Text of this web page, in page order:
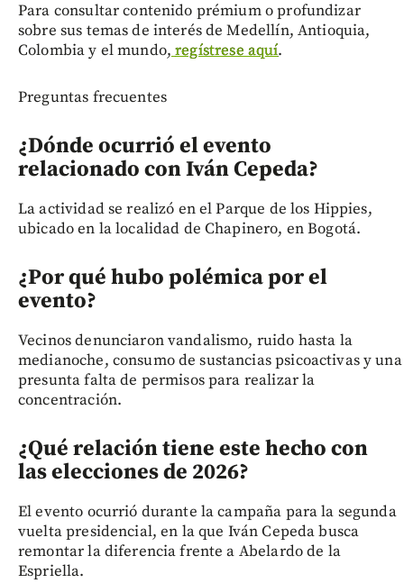
Para consultar contenido prémium o profundizar
sobre sus temas de interés de Medellín, Antioquia,
Colombia y el mundo, regístrese aquí.
Preguntas frecuentes
¿Dónde ocurrió el evento
relacionado con Iván Cepeda?
La actividad se realizó en el Parque de los Hippies,
ubicado en la localidad de Chapinero, en Bogotá.
¿Por qué hubo polémica por el
evento?
Vecinos denunciaron vandalismo, ruido hasta la
medianoche, consumo de sustancias psicoactivas y una
presunta falta de permisos para realizar la
concentración.
¿Qué relación tiene este hecho con
las elecciones de 2026?
El evento ocurrió durante la campaña para la segunda
vuelta presidencial, en la que Iván Cepeda busca
remontar la diferencia frente a Abelardo de la
Espriella.